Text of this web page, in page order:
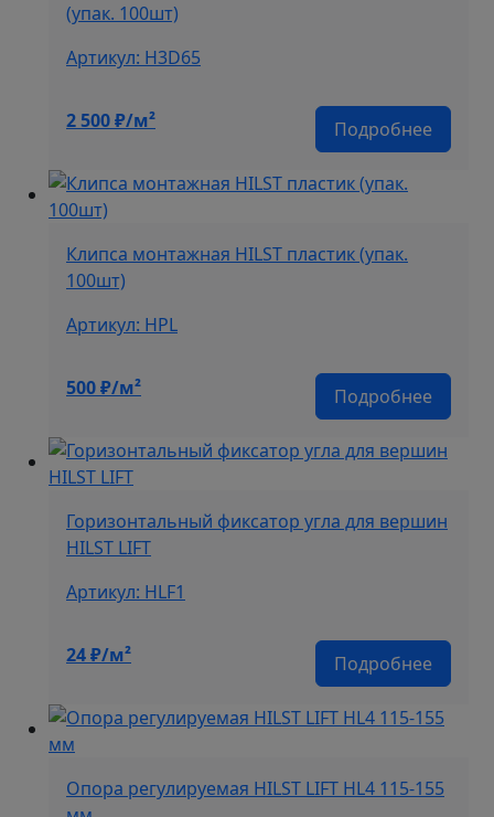
(упак. 100шт)
Артикул: H3D65
Подробнее
2 500₽/м²
Клипса монтажная HILST пластик (упак.
100шт)
Артикул: HPL
Подробнее
500₽/м²
Горизонтальный фиксатор угла для вершин
HILST LIFT
Артикул: HLF1
Подробнее
24₽/м²
Опора регулируемая HILST LIFT HL4 115-155